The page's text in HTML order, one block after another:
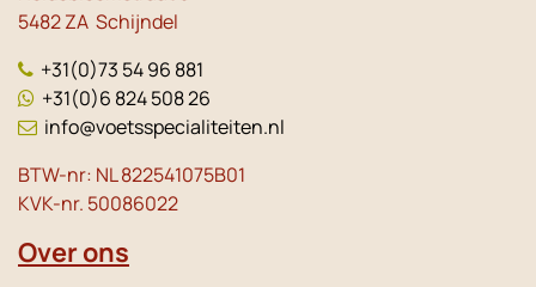
5482 ZA Schijndel
+31(0)73 54 96 881
+31(0)6 824 508 26
info@voetsspecialiteiten.nl
BTW-nr: NL 822541075B01
KVK-nr. 50086022
Over ons